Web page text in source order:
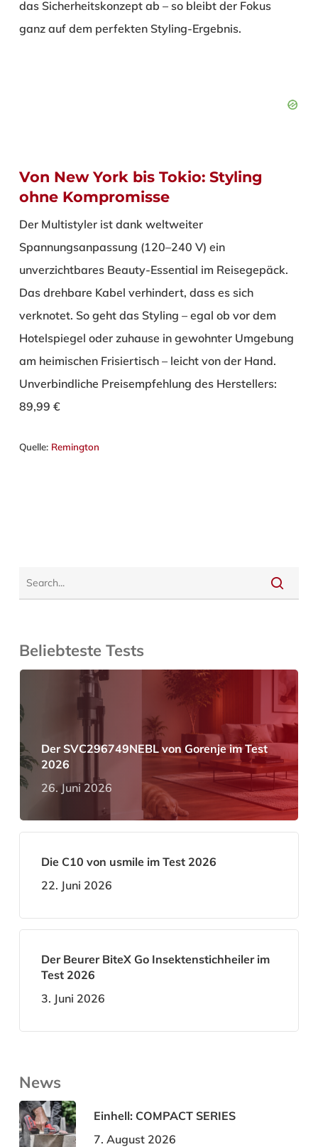
das Sicherheitskonzept ab – so bleibt der Fokus
ganz auf dem perfekten Styling-Ergebnis.
Von New York bis Tokio: Styling
ohne Kompromisse
Der Multistyler ist dank weltweiter
Spannungsanpassung (120–240 V) ein
unverzichtbares Beauty-Essential im Reisegepäck.
Das drehbare Kabel verhindert, dass es sich
verknotet. So geht das Styling – egal ob vor dem
Hotelspiegel oder zuhause in gewohnter Umgebung
am heimischen Frisiertisch – leicht von der Hand.
Unverbindliche Preisempfehlung des Herstellers:
89,99 €
Quelle: Remington
Beliebteste Tests
Der SVC296749NEBL von Gorenje im Test
2026
26. Juni 2026
Die C10 von usmile im Test 2026
22. Juni 2026
Der Beurer BiteX Go Insektenstichheiler im
Test 2026
3. Juni 2026
News
Einhell: COMPACT SERIES
7. August 2026